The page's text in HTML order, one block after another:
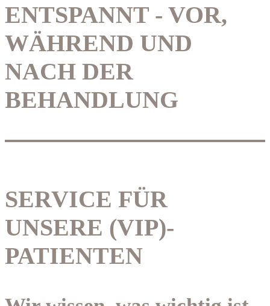
ENTSPANNT - VOR,
WÄHREND UND
NACH DER
BEHANDLUNG
SERVICE FÜR
UNSERE (VIP)-
PATIENTEN